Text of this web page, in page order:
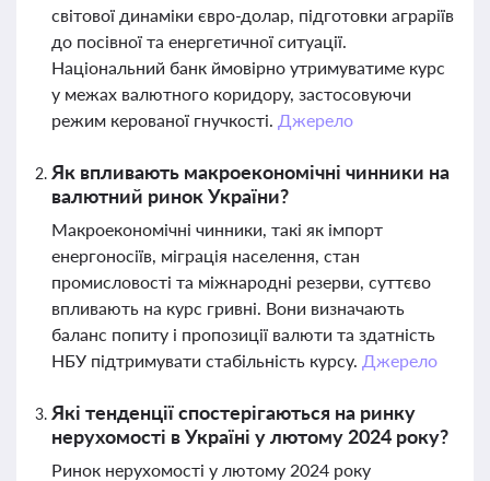
світової динаміки євро-долар, підготовки аграріїв
до посівної та енергетичної ситуації.
Національний банк ймовірно утримуватиме курс
у межах валютного коридору, застосовуючи
режим керованої гнучкості. Джерело
Як впливають макроекономічні чинники на
валютний ринок України?
Макроекономічні чинники, такі як імпорт
енергоносіїв, міграція населення, стан
промисловості та міжнародні резерви, суттєво
впливають на курс гривні. Вони визначають
баланс попиту і пропозиції валюти та здатність
НБУ підтримувати стабільність курсу. Джерело
Які тенденції спостерігаються на ринку
нерухомості в Україні у лютому 2024 року?
Ринок нерухомості у лютому 2024 року